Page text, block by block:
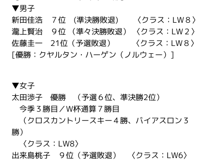
▼男子
新田佳浩 ７位 (準決勝敗退) 〈クラス：LW８〉
瀧上賢治 ９位 （準々決勝敗退） 〈クラス：LW２〉
佐藤圭一 21位（予選敗退） 〈クラス：LW８〉
[優勝：クヤルタン・ハーゲン（ノルウェー）]
▼女子
太田渉子 優勝 （予選６位、準決勝2位）
今季３勝目／W杯通算７勝目
（クロスカントリースキー４勝、バイアスロン３
勝）
〈クラス：LW8〉
出来島桃子 ９位（予選敗退） 〈クラス：LW6〉